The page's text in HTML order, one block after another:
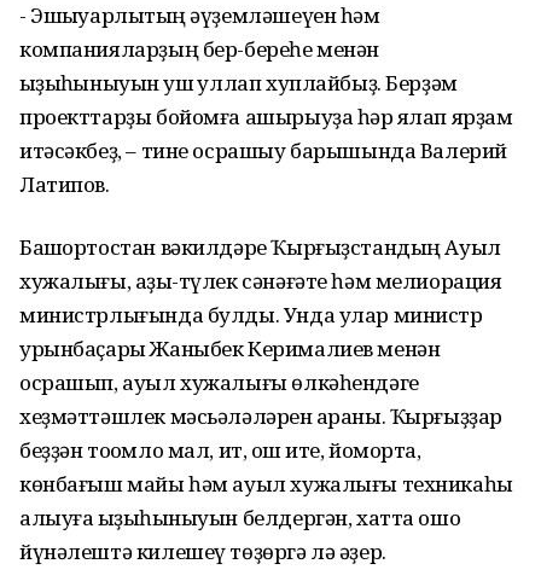
- Эшҡыуарлыҡтың әүҙемләшеүен һәм
компанияларҙың бер-береһе менән
ҡыҙыҡһыныуын ҡуш ҡуллап хуплайбыҙ. Берҙәм
проекттарҙы бойомға ашырыуҙа һәр яҡлап ярҙам
итәсәкбеҙ, – тине осрашыу барышында Валерий
Латипов.
Башҡортостан вәкилдәре Ҡырғыҙстандың Ауыл
хужалығы, аҙыҡ-түлек сәнәғәте һәм мелиорация
министрлығында булды. Унда улар министр
урынбаҫары Жаныбек Керималиев менән
осрашып, ауыл хужалығы өлкәһендәге
хеҙмәттәшлек мәсьәләләрен ҡараны. Ҡырғыҙҙар
беҙҙән тоҡомло мал, ит, ҡош ите, йомортҡа,
көнбағыш майы һәм ауыл хужалығы техникаһы
алыуға ҡыҙыҡһыныуын белдергән, хатта ошо
йүнәлештә килешеү төҙөргә лә әҙер.